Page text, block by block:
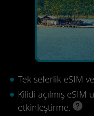
Tek seferlik eSIM
Kilidi açılmış
etkinleştirme.